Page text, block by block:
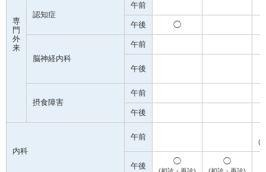
専
門
外
来
認知症
午前
午後 ◯
脳神経内科
午前
午後
摂食障害
午前
午後
内科
午前
(
午後
◯ ◯